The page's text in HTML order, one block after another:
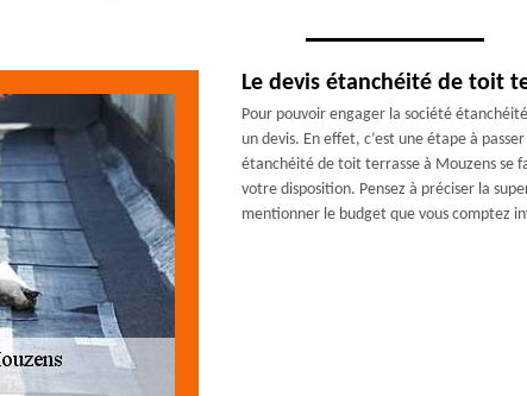
Le devis étanchéité de toit
Pour pouvoir engager la société
un devis. En effet, c’est une étape à
étanchéité de toit terrasse à Mouzens se
votre disposition. Pensez à préciser la
mentionner le budget que vous comptez